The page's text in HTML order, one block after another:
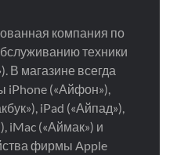
компания по
техники
В магазине всегда
iPhone («Айфон»),
iPad («Айпад»),
iMac («Аймак») и
фирмы Apple